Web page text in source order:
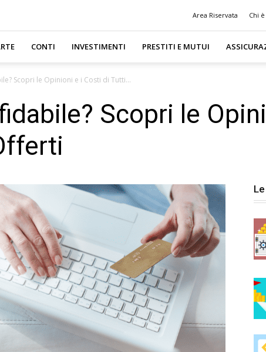
Area Riservata Chi
CONTI INVESTIMENTI PRESTITI E MUTUI
Scopri le Opinioni e i Costi di Tutti...
Scopri le